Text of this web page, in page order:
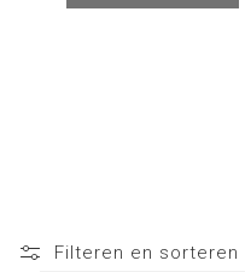
Filteren en sorteren